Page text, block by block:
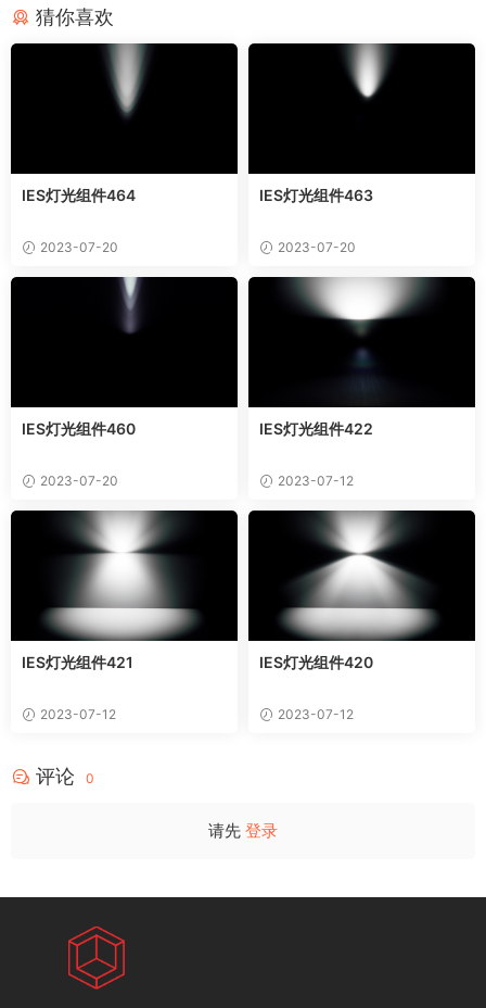
猜你喜欢
IES灯光组件464
2023-07-20
IES灯光组件463
2023-07-20
IES灯光组件460
2023-07-20
IES灯光组件422
2023-07-12
IES灯光组件421
2023-07-12
IES灯光组件420
2023-07-12
评论 0
请先 登录